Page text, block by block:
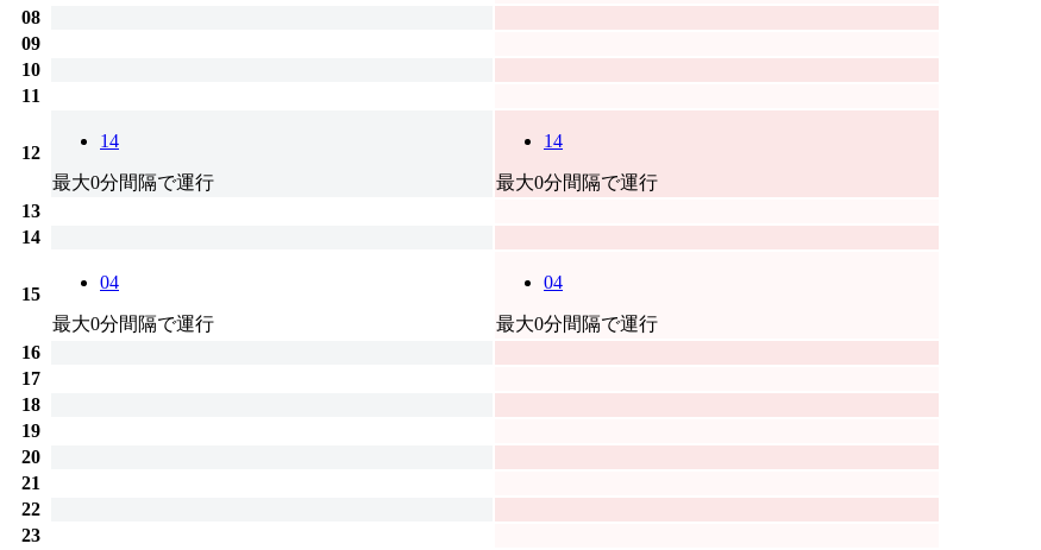
08
09
10
11
12
14
最大0分間隔で運行
14
最大0分間隔で運行
13
14
15
04
最大0分間隔で運行
04
最大0分間隔で運行
16
17
18
19
20
21
22
23